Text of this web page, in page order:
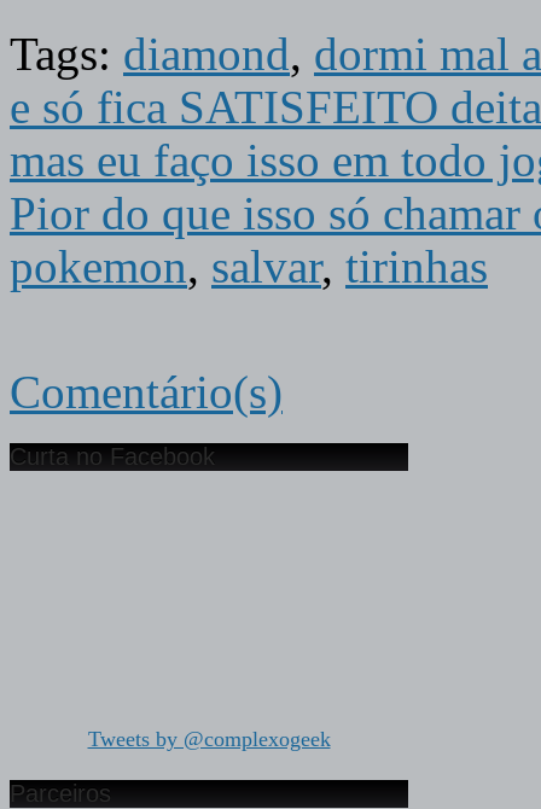
Tags: diamond, dormi mal
e só fica SATISFEITO
mas eu faço isso em todo
Pior do que isso só chamar
pokemon, salvar, tirinhas
Comentário(s)
Curta no Facebook
Tweets by @complexogeek
Parceiros